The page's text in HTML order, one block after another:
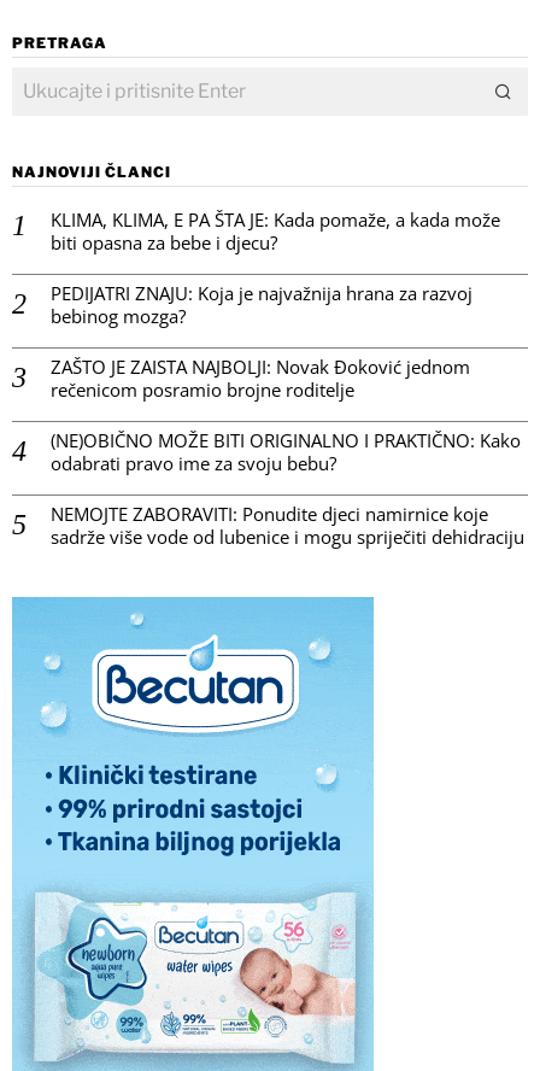
PRETRAGA
NAJNOVIJI ČLANCI
KLIMA, KLIMA, E PA ŠTA JE: Kada pomaže, a kada može
biti opasna za bebe i djecu?
PEDIJATRI ZNAJU: Koja je najvažnija hrana za razvoj
bebinog mozga?
ZAŠTO JE ZAISTA NAJBOLJI: Novak Đoković jednom
rečenicom posramio brojne roditelje
(NE)OBIČNO MOŽE BITI ORIGINALNO I PRAKTIČNO: Kako
odabrati pravo ime za svoju bebu?
NEMOJTE ZABORAVITI: Ponudite djeci namirnice koje
sadrže više vode od lubenice i mogu spriječiti dehidraciju